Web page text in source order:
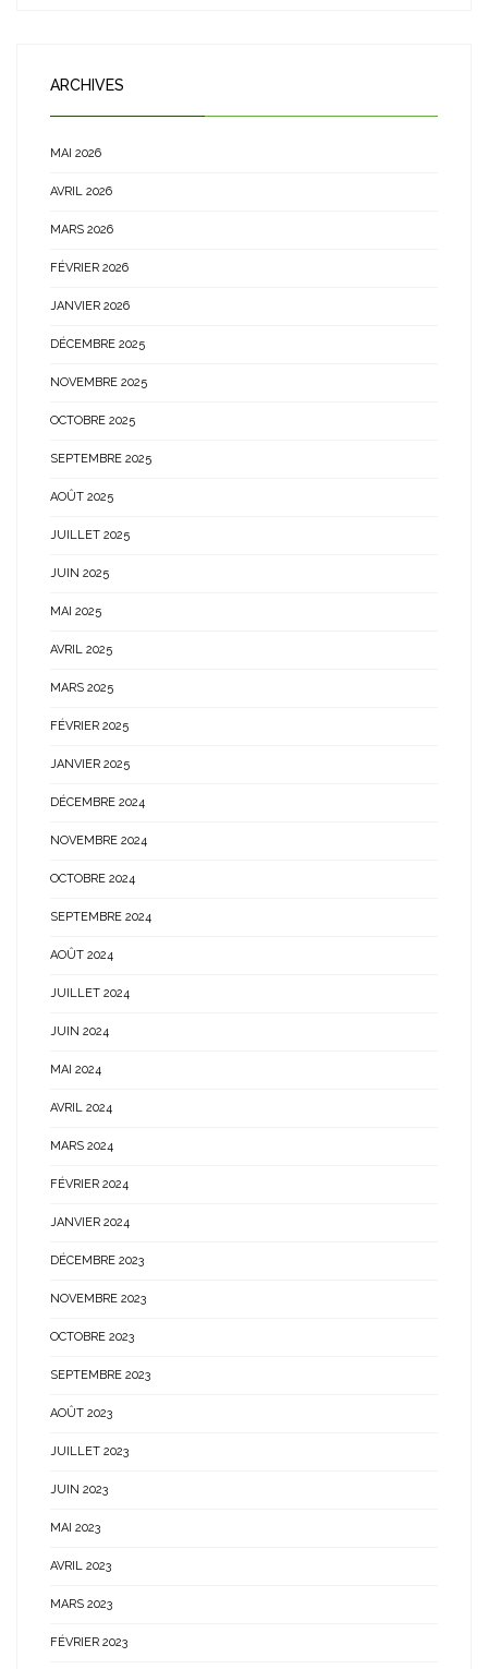
ARCHIVES
MAI 2026
AVRIL 2026
MARS 2026
FÉVRIER 2026
JANVIER 2026
DÉCEMBRE 2025
NOVEMBRE 2025
OCTOBRE 2025
SEPTEMBRE 2025
AOÛT 2025
JUILLET 2025
JUIN 2025
MAI 2025
AVRIL 2025
MARS 2025
FÉVRIER 2025
JANVIER 2025
DÉCEMBRE 2024
NOVEMBRE 2024
OCTOBRE 2024
SEPTEMBRE 2024
AOÛT 2024
JUILLET 2024
JUIN 2024
MAI 2024
AVRIL 2024
MARS 2024
FÉVRIER 2024
JANVIER 2024
DÉCEMBRE 2023
NOVEMBRE 2023
OCTOBRE 2023
SEPTEMBRE 2023
AOÛT 2023
JUILLET 2023
JUIN 2023
MAI 2023
AVRIL 2023
MARS 2023
FÉVRIER 2023